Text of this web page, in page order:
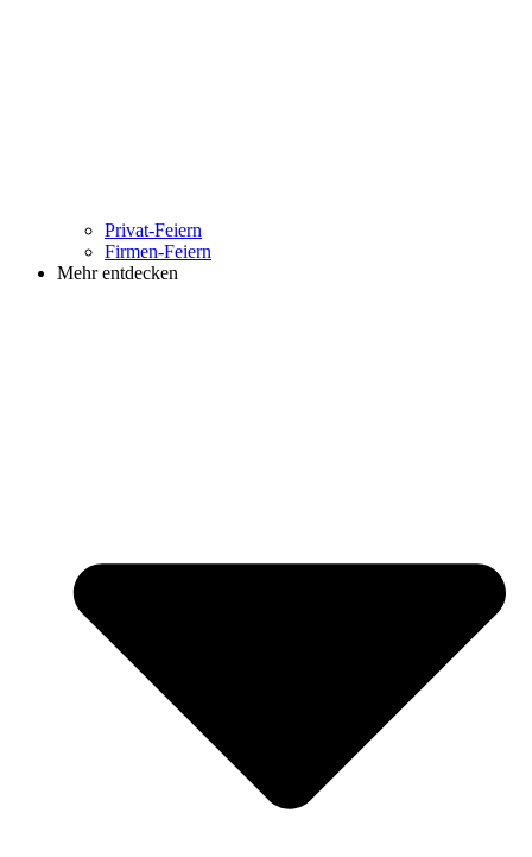
Privat-Feiern
Firmen-Feiern
Mehr entdecken